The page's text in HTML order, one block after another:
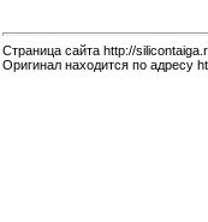
Страница сайта http://
Оригинал находится по адресу